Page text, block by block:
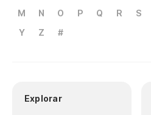
M
N O P Q R S
Y
Z #
Explorar